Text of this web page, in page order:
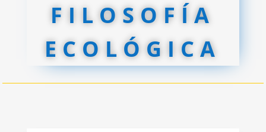
FILOSOFÍA
ECOLÓGICA